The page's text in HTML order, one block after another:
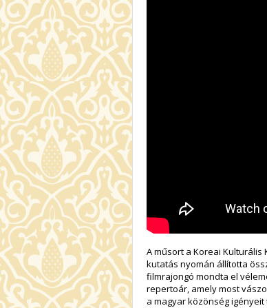
A műsort a Koreai
kutatás nyomán állította
filmrajongó mondta el
repertoár, amely most
a magyar közönség igényeit